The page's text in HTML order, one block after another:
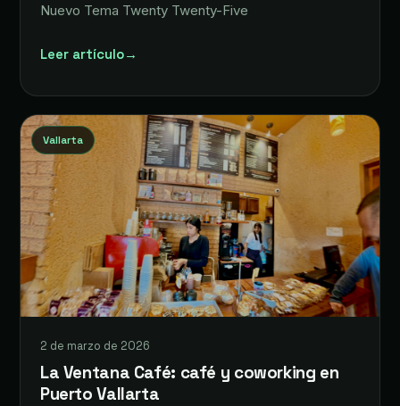
Nuevo Tema Twenty Twenty-Five
Leer artículo→
Vallarta
2 de marzo de 2026
La Ventana Café: café y coworking en
Puerto Vallarta